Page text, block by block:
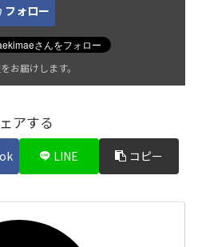
フォロー
お届けします。
アする
LINE コピー